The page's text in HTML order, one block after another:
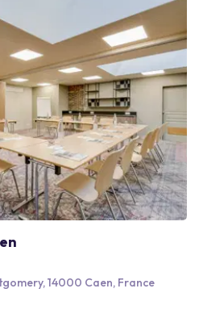
14000 Caen, France